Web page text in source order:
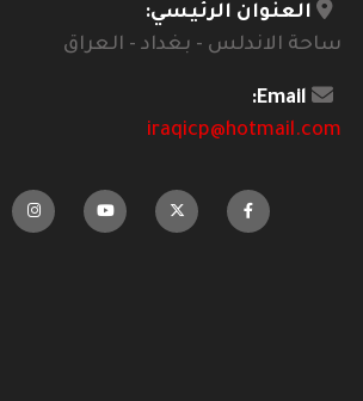
العنوان الرئيسي:
ساحة الاندلس - بغداد - العراق
Email:
iraqicp@hotmail.com